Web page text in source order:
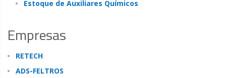
Estoque de Auxiliares Químicos
Empresas
RETECH
ADS-FELTROS